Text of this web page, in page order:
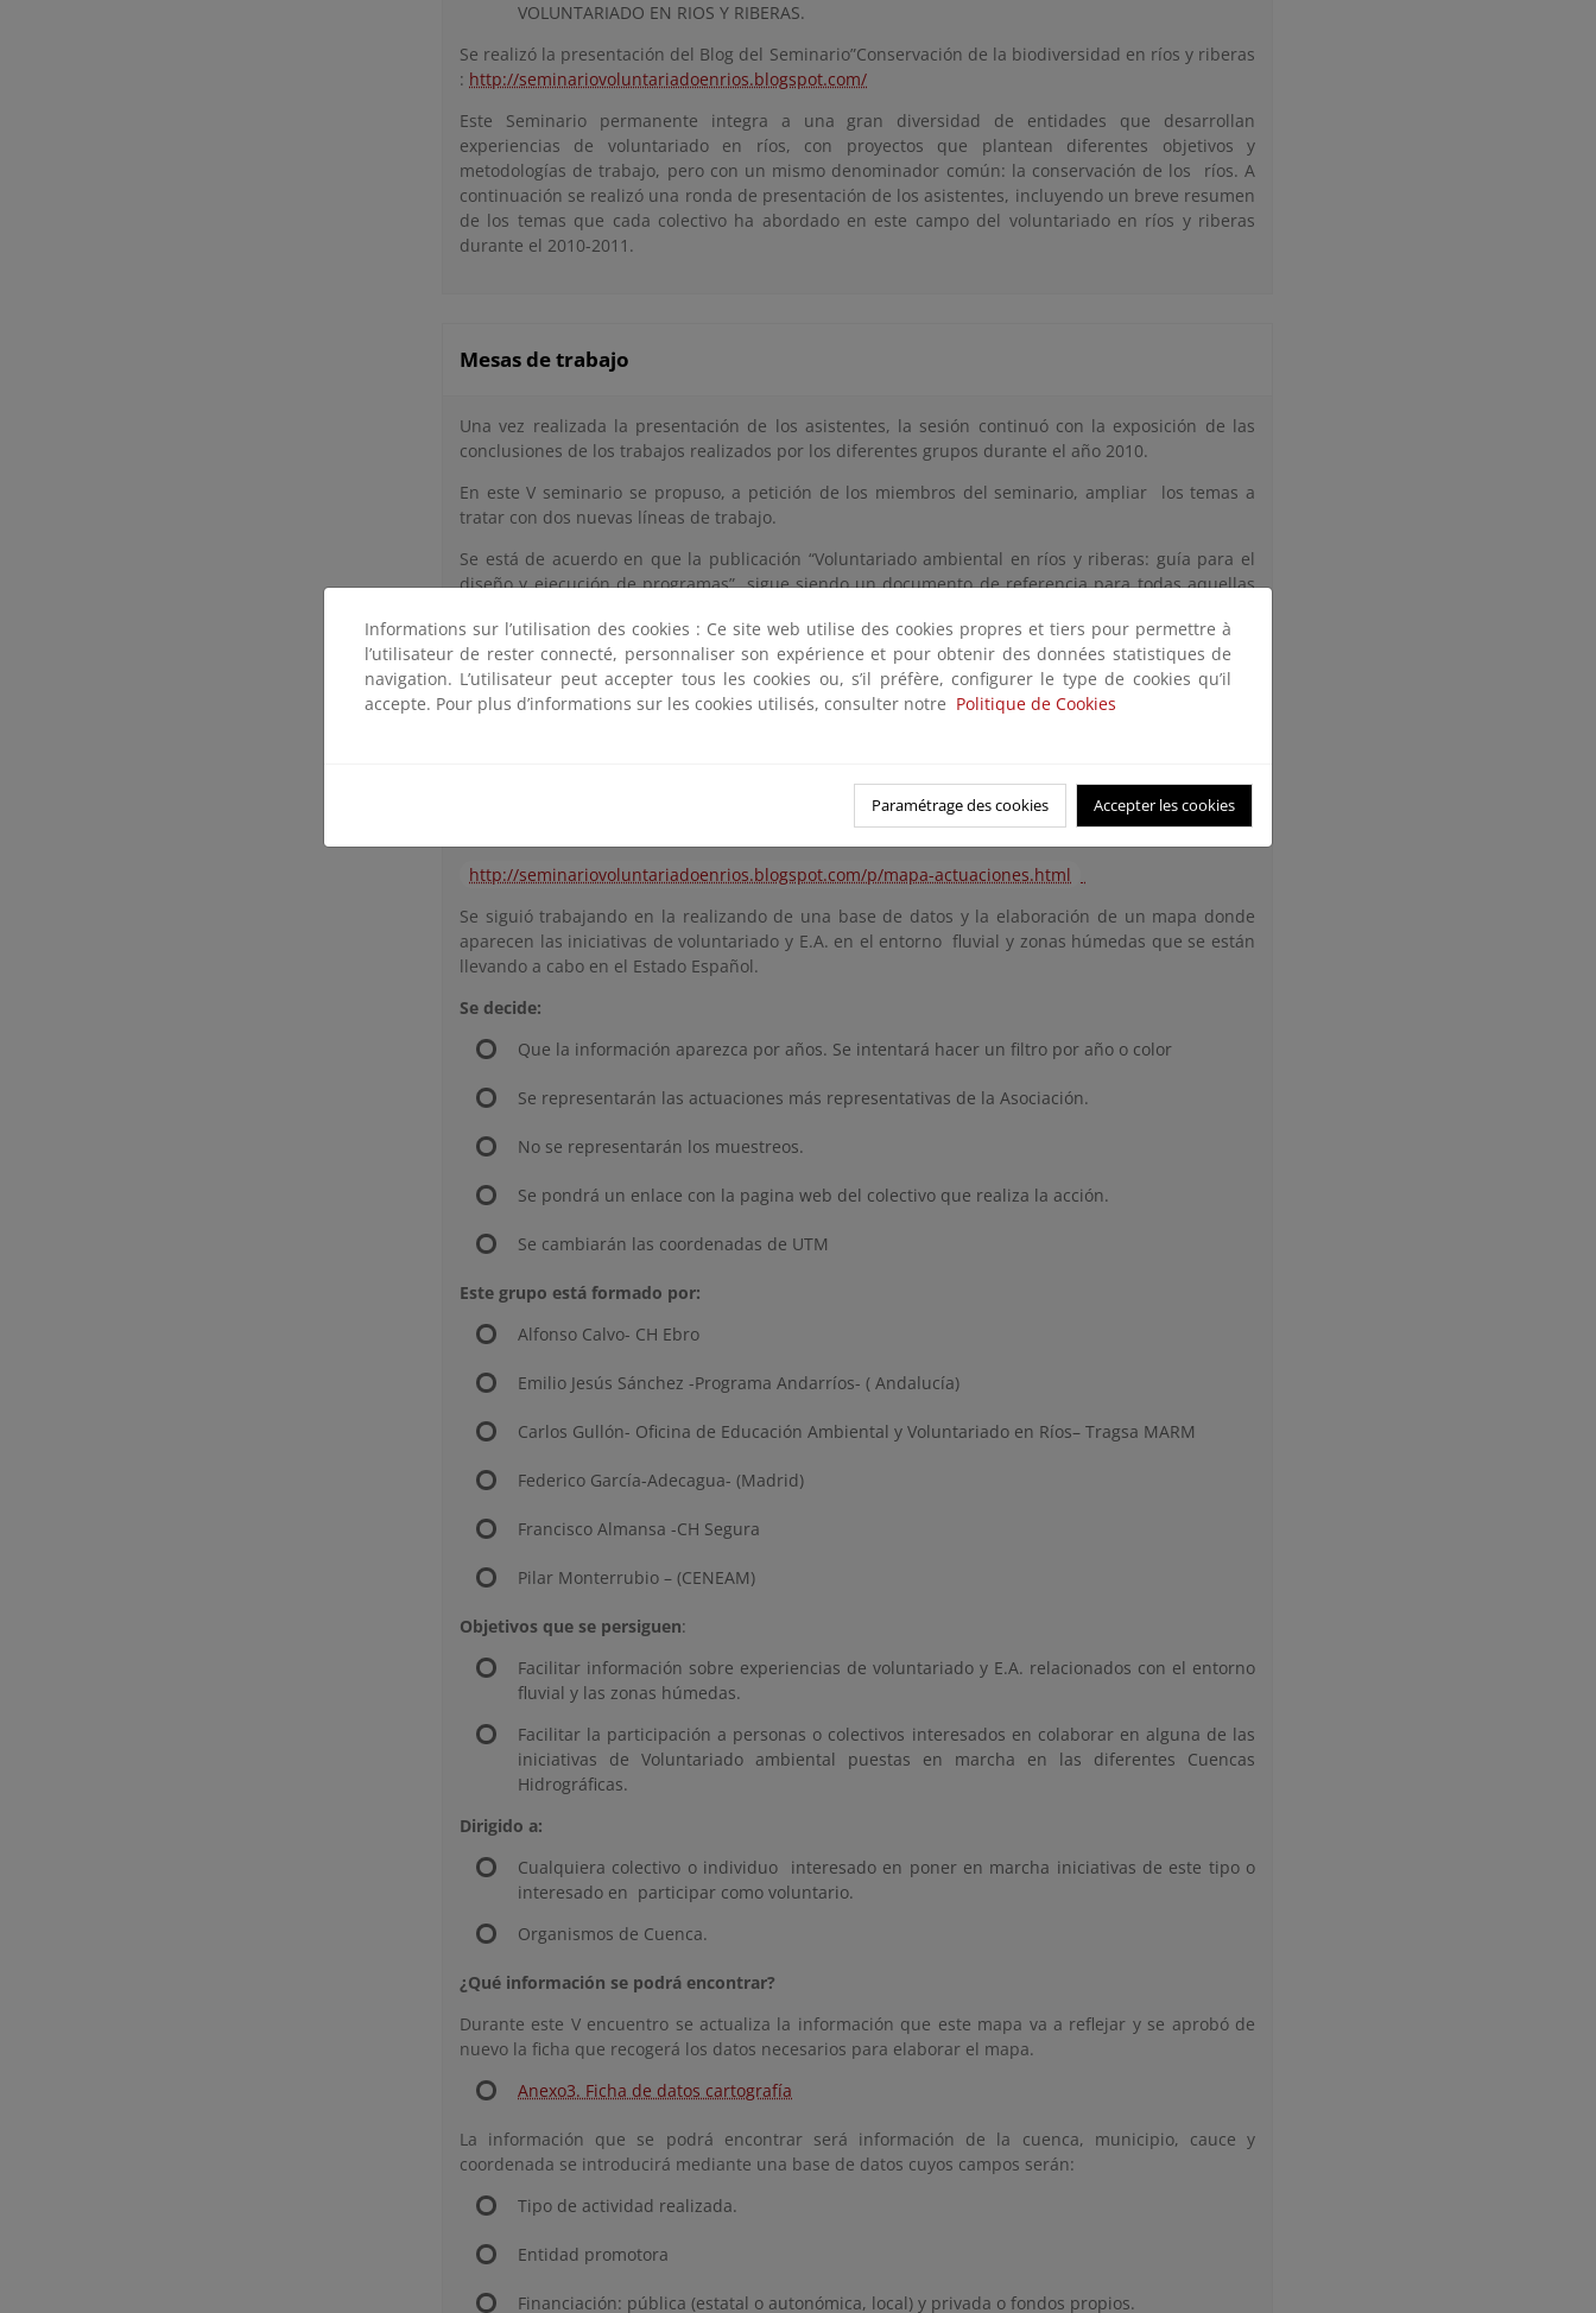
VOLUNTARIADO EN RIOS Y RIBERAS.
Se realizó la presentación del Blog del Seminario”Conservación de la biodiversidad en ríos y riberas
: http://seminariovoluntariadoenrios.blogspot.com/
Este Seminario permanente integra a una gran diversidad de entidades que desarrollan
experiencias de voluntariado en ríos, con proyectos que plantean diferentes objetivos y
metodologías de trabajo, pero con un mismo denominador común: la conservación de los ríos. A
continuación se realizó una ronda de presentación de los asistentes, incluyendo un breve resumen
de los temas que cada colectivo ha abordado en este campo del voluntariado en ríos y riberas
durante el 2010-2011.
Mesas de trabajo
Una vez realizada la presentación de los asistentes, la sesión continuó con la exposición de las
conclusiones de los trabajos realizados por los diferentes grupos durante el año 2010.
En este V seminario se propuso, a petición de los miembros del seminario, ampliar los temas a
tratar con dos nuevas líneas de trabajo.
Se está de acuerdo en que la publicación “Voluntariado ambiental en ríos y riberas: guía para el
diseño y ejecución de programas”, sigue siendo un documento de referencia para todas aquellas
fluvial.
Se acepta por unanimidad el documento elaborado durante el 2010-2011 con las sugerencias para
actualizar y ampliar algunos apartados la publicación .
GRUPO DE TRABAJO 1: CARTOGRAFÍA DE PROYECTOS DE VOLUNTARIADO
http://seminariovoluntariadoenrios.blogspot.com/p/mapa-actuaciones.html
Se siguió trabajando en la realizando de una base de datos y la elaboración de un mapa donde
aparecen las iniciativas de voluntariado y E.A. en el entorno fluvial y zonas húmedas que se están
llevando a cabo en el Estado Español.
Se decide:
Que la información aparezca por años. Se intentará hacer un filtro por año o color
Se representarán las actuaciones más representativas de la Asociación.
No se representarán los muestreos.
Se pondrá un enlace con la pagina web del colectivo que realiza la acción.
Se cambiarán las coordenadas de UTM
Este grupo está formado por:
Alfonso Calvo- CH Ebro
Emilio Jesús Sánchez -Programa Andarríos- ( Andalucía)
Carlos Gullón- Oficina de Educación Ambiental y Voluntariado en Ríos– Tragsa MARM
Federico García-Adecagua- (Madrid)
Francisco Almansa -CH Segura
Pilar Monterrubio – (CENEAM)
Objetivos que se persiguen:
Facilitar información sobre experiencias de voluntariado y E.A. relacionados con el entorno
fluvial y las zonas húmedas.
Facilitar la participación a personas o colectivos interesados en colaborar en alguna de las
iniciativas de Voluntariado ambiental puestas en marcha en las diferentes Cuencas
Hidrográficas.
Dirigido a:
Cualquiera colectivo o individuo interesado en poner en marcha iniciativas de este tipo o
interesado en participar como voluntario.
Organismos de Cuenca.
¿Qué información se podrá encontrar?
Durante este V encuentro se actualiza la información que este mapa va a reflejar y se aprobó de
nuevo la ficha que recogerá los datos necesarios para elaborar el mapa.
Anexo3. Ficha de datos cartografía
La información que se podrá encontrar será información de la cuenca, municipio, cauce y
coordenada se introducirá mediante una base de datos cuyos campos serán:
Tipo de actividad realizada.
Entidad promotora
Financiación: pública (estatal o autonómica, local) y privada o fondos propios.
Informations sur l’utilisation des cookies : Ce site web utilise des cookies propres et tiers pour permettre à
l’utilisateur de rester connecté, personnaliser son expérience et pour obtenir des données statistiques de
navigation. L’utilisateur peut accepter tous les cookies ou, s’il préfère, configurer le type de cookies qu’il
accepte. Pour plus d’informations sur les cookies utilisés, consulter notre Politique de Cookies
Paramétrage des cookies Accepter les cookies